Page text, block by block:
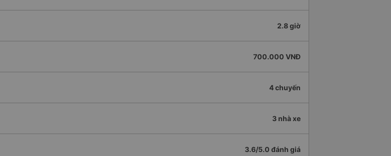
2.8 giờ
700.000 VNĐ
4 chuyến
3 nhà xe
3.6/5.0 đánh giá